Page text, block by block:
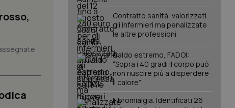
Contratto sanità, valorizzati
gli infermieri ma penalizzate
le altre professioni
Caldo estremo, FADOI:
“Sopra i 40 gradi il corpo può
non riuscire più a disperdere
il calore”
Fibromialgia. Identificati 26
sulle pagine
memorizzare le
e
che le loro